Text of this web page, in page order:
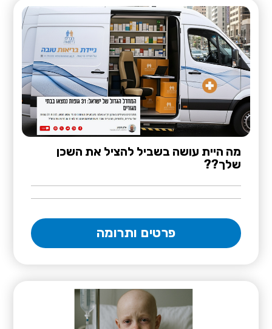
מה היית עושה בשביל להציל את השכן
שלך??
פרטים ותרומה